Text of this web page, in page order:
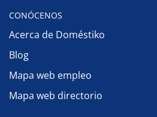
CONÓCENOS
Acerca de Doméstiko
Blog
Mapa web empleo
Mapa web directorio